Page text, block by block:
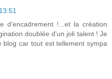
d'encadrement !...et la création
doublée d'un joli talent ! Je
blog car tout est tellement sympa